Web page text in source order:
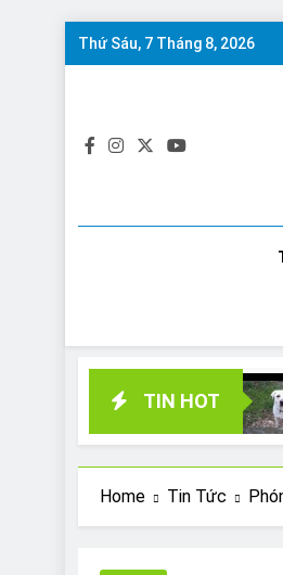
Skip
Thứ Sáu, 7 Tháng 8, 2026
TIN HOT
Home Tin Tức